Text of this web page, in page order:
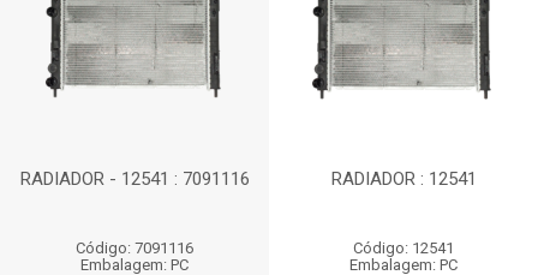
RADIADOR - 12541 : 7091116
Código: 7091116
Embalagem: PC
RADIADOR : 12541
Código: 12541
Embalagem: PC